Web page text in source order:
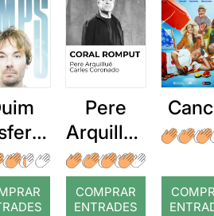
Pere
Arquillué
: Coral
romput
COMPRAR
ENTRADES